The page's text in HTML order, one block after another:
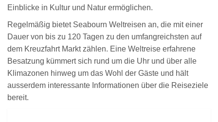
Einblicke in Kultur und Natur ermöglichen.
Regelmäßig bietet Seabourn Weltreisen an, die mit einer
Dauer von bis zu 120 Tagen zu den umfangreichsten auf
dem Kreuzfahrt Markt zählen. Eine Weltreise erfahrene
Besatzung kümmert sich rund um die Uhr und über alle
Klimazonen hinweg um das Wohl der Gäste und hält
ausserdem interessante Informationen über die Reiseziele
bereit.